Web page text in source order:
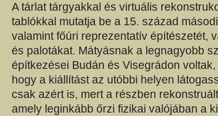
A tárlat tárgyakkal és virtuális
tablókkal mutatja be a 15. század
valamint főúri reprezentatív építészetét,
és palotákat. Mátyásnak a legnagyobb
építkezései Budán és Visegrádon
hogy a kiállítást az utóbbi helyen
csak azért is, mert a részben
amely leginkább őrzi fizikai valójában a